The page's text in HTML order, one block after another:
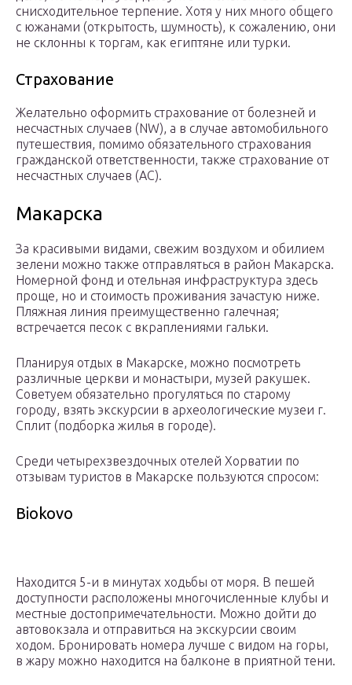
снисходительное терпение. Хотя у них много общего
с южанами (открытость, шумность), к сожалению, они
не склонны к торгам, как египтяне или турки.
Страхование
Желательно оформить страхование от болезней и
несчастных случаев (NW), а в случае автомобильного
путешествия, помимо обязательного страхования
гражданской ответственности, также страхование от
несчастных случаев (AC).
Макарска
За красивыми видами, свежим воздухом и обилием
зелени можно также отправляться в район Макарска.
Номерной фонд и отельная инфраструктура здесь
проще, но и стоимость проживания зачастую ниже.
Пляжная линия преимущественно галечная;
встречается песок с вкраплениями гальки.
Планируя отдых в Макарске, можно посмотреть
различные церкви и монастыри, музей ракушек.
Советуем обязательно прогуляться по старому
городу, взять экскурсии в археологические музеи г.
Сплит (подборка жилья в городе).
Среди четырехзвездочных отелей Хорватии по
отзывам туристов в Макарске пользуются спросом:
Biokovo
Находится 5-и в минутах ходьбы от моря. В пешей
доступности расположены многочисленные клубы и
местные достопримечательности. Можно дойти до
автовокзала и отправиться на экскурсии своим
ходом. Бронировать номера лучше с видом на горы,
в жару можно находится на балконе в приятной тени.